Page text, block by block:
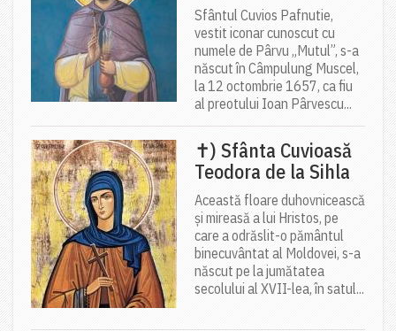
Sfântul Cuvios Pafnutie,
vestit iconar cunoscut cu
numele de Pârvu „Mutul”, s-a
născut în Câmpulung Muscel,
la 12 octombrie 1657, ca fiu
al preotului Ioan Pârvescu...
✝) Sfânta Cuvioasă
Teodora de la Sihla
Această floare duhovnicească
și mireasă a lui Hristos, pe
care a odrăslit-o pământul
binecuvântat al Moldovei, s-a
născut pe la jumătatea
secolului al XVII-lea, în satul...